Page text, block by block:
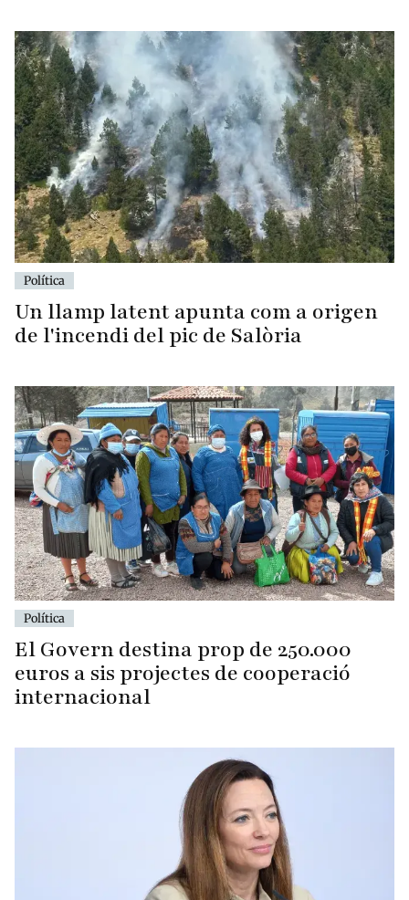
Política
Un llamp latent apunta com a origen
de l'incendi del pic de Salòria
Política
El Govern destina prop de 250.000
euros a sis projectes de cooperació
internacional